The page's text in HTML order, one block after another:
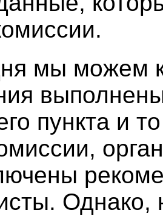
мы можем
пункта и
Однако,